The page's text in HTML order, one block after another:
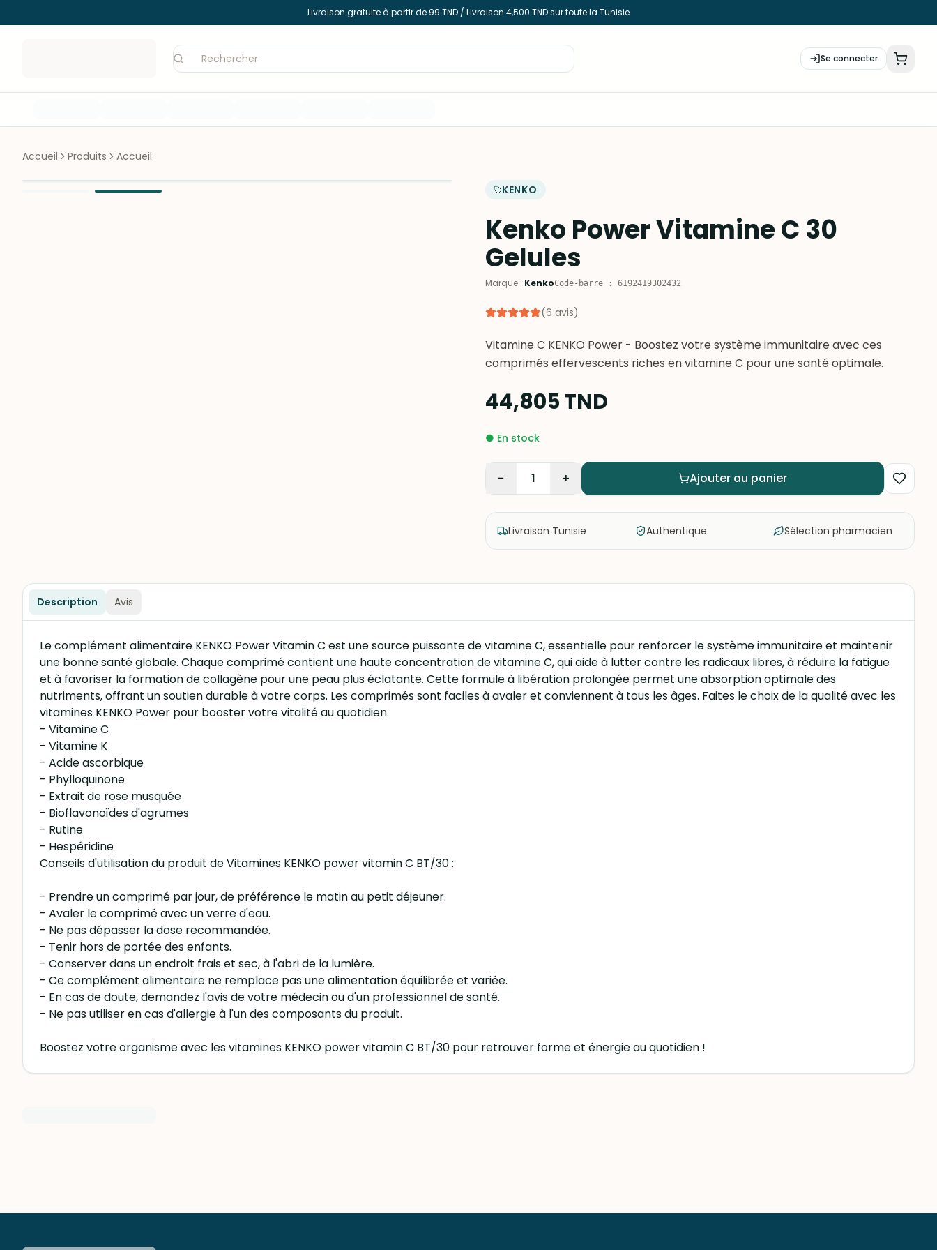
Livraison gratuite à partir de 99 TND / Livraison 4,500 TND sur toute la Tunisie
Se connecter
Accueil Produits Accueil
KENKO
Kenko Power Vitamine C 30
Gelules
Marque : KenkoCode-barre : 6192419302432
(6 avis)
Vitamine C KENKO Power - Boostez votre système immunitaire avec ces
comprimés effervescents riches en vitamine C pour une santé optimale.
44,805TND
● En stock
− 1 + Ajouter au panier
Livraison Tunisie Authentique Sélection pharmacien
Description Avis
Le complément alimentaire KENKO Power Vitamin C est une source puissante de vitamine C, essentielle pour renforcer le système immunitaire et maintenir
une bonne santé globale. Chaque comprimé contient une haute concentration de vitamine C, qui aide à lutter contre les radicaux libres, à réduire la fatigue
et à favoriser la formation de collagène pour une peau plus éclatante. Cette formule à libération prolongée permet une absorption optimale des
nutriments, offrant un soutien durable à votre corps. Les comprimés sont faciles à avaler et conviennent à tous les âges. Faites le choix de la qualité avec les
vitamines KENKO Power pour booster votre vitalité au quotidien.
- Vitamine C
- Vitamine K
- Acide ascorbique
- Phylloquinone
- Extrait de rose musquée
- Bioflavonoïdes d'agrumes
- Rutine
- Hespéridine
Conseils d'utilisation du produit de Vitamines KENKO power vitamin C BT/30 :
- Prendre un comprimé par jour, de préférence le matin au petit déjeuner.
- Avaler le comprimé avec un verre d'eau.
- Ne pas dépasser la dose recommandée.
- Tenir hors de portée des enfants.
- Conserver dans un endroit frais et sec, à l'abri de la lumière.
- Ce complément alimentaire ne remplace pas une alimentation équilibrée et variée.
- En cas de doute, demandez l'avis de votre médecin ou d'un professionnel de santé.
- Ne pas utiliser en cas d'allergie à l'un des composants du produit.
Boostez votre organisme avec les vitamines KENKO power vitamin C BT/30 pour retrouver forme et énergie au quotidien !